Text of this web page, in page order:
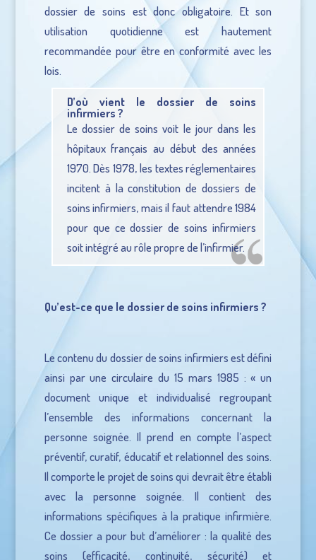
dossier de soins est donc obligatoire. Et son
utilisation quotidienne est hautement
recommandée pour être en conformité avec les
lois.
D’où vient le dossier de soins
infirmiers ?
Le dossier de soins voit le jour dans les
hôpitaux français au début des années
1970. Dès 1978, les textes réglementaires
incitent à la constitution de dossiers de
soins infirmiers, mais il faut attendre 1984
pour que ce dossier de soins infirmiers
soit intégré au rôle propre de l’infirmier.
Qu’est-ce que le dossier de soins infirmiers ?
Le contenu du dossier de soins infirmiers est défini
ainsi par une circulaire du 15 mars 1985 : « un
document unique et individualisé regroupant
l’ensemble des informations concernant la
personne soignée. Il prend en compte l’aspect
préventif, curatif, éducatif et relationnel des soins.
Il comporte le projet de soins qui devrait être établi
avec la personne soignée. Il contient des
informations spécifiques à la pratique infirmière.
Ce dossier a pour but d’améliorer : la qualité des
soins (efficacité, continuité, sécurité) et